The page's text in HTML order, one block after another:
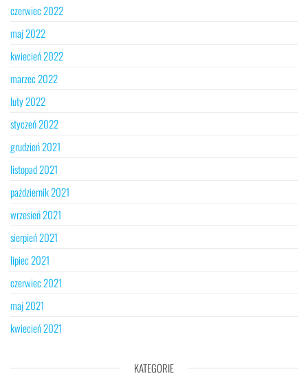
czerwiec 2022
maj 2022
kwiecień 2022
marzec 2022
luty 2022
styczeń 2022
grudzień 2021
listopad 2021
październik 2021
wrzesień 2021
sierpień 2021
lipiec 2021
czerwiec 2021
maj 2021
kwiecień 2021
KATEGORIE